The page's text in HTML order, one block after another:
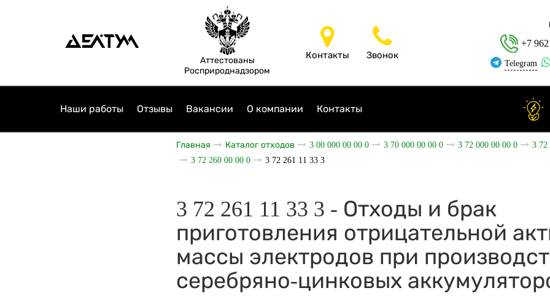
Аттестованы
Росприроднадзором
Контакты Звонок
+7
Telegram
Наши работы Отзывы Вакансии О компании Контакты
Главная Каталог отходов 3 00 000 00 00 0 3 70 000 00 00 0 3 72 000 00 00 0
3 72
3 72 260 00 00 0
3 72 261 11 33 3
3 72 261 11 33 3 - Отходы и брак
приготовления отрицательной
массы электродов при
серебряно-цинковых